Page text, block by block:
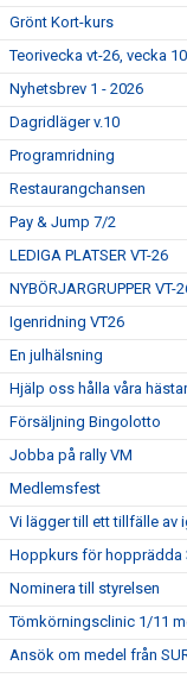
Grönt Kort-kurs
Teorivecka vt-26, vecka 10
Nyhetsbrev 1 - 2026
Dagridläger v.10
Programridning
Restaurangchansen
Pay & Jump 7/2
LEDIGA PLATSER VT-26
NYBÖRJARGRUPPER VT-
Igenridning VT26
En julhälsning
Hjälp oss hålla våra
Försäljning Bingolotto
Jobba på rally VM
Medlemsfest
Vi lägger till ett tillfälle av
Hoppkurs för hopprädda
Nominera till styrelsen
Tömkörningsclinic 1/11
Ansök om medel från